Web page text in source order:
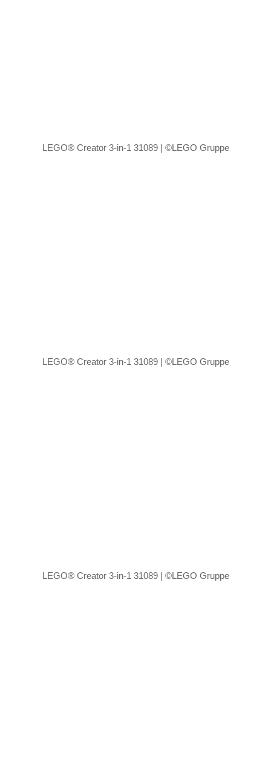
LEGO® Creator 3-in-1 31089 | ©LEGO Gruppe
LEGO® Creator 3-in-1 31089 | ©LEGO Gruppe
LEGO® Creator 3-in-1 31089 | ©LEGO Gruppe